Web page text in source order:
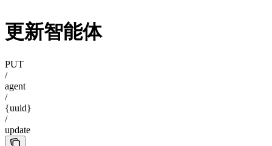
更新智能体
PUT
/
agent
/
{uuid}
/
update